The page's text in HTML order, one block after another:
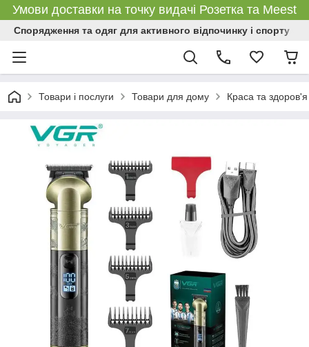
Умови доставки на точку видачі Розетка та Meest
Спорядження та одяг для активного відпочинку і спорту
Товари і послуги Товари для дому Краса та здоров'я